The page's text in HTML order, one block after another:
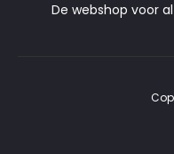
De webshop voor